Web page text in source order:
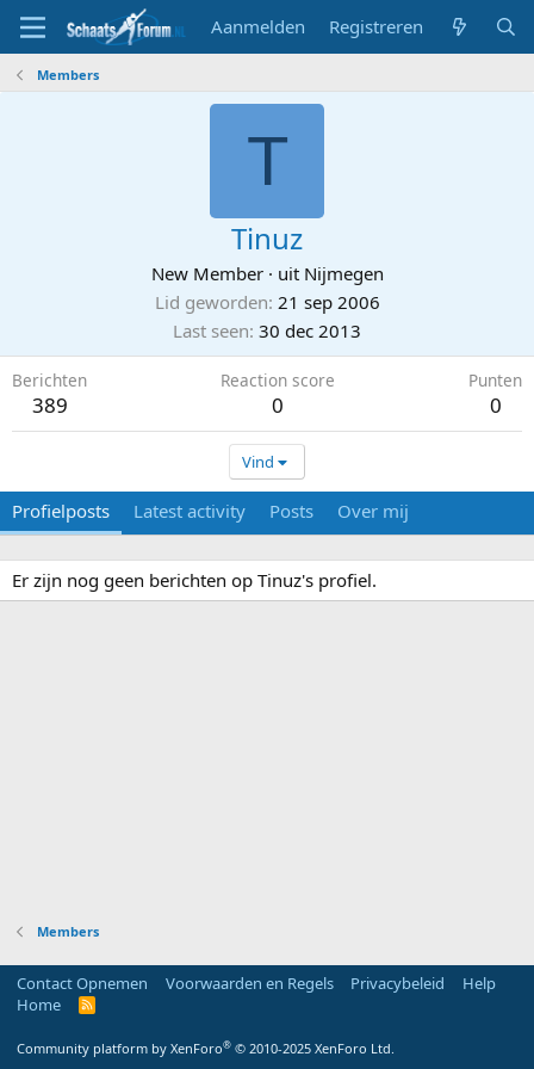
Aanmelden Registreren
Members
T
Tinuz
New Member · uit Nijmegen
Lid geworden 21 sep 2006
Last seen 30 dec 2013
Berichten
389
Reaction score
0
Punten
0
Vind
Profielposts Latest activity Posts Over mij
Er zijn nog geen berichten op Tinuz's profiel.
Members
Contact Opnemen Voorwaarden en Regels Privacybeleid
Help
Home
R
Community platform by XenForo® © 2010-2025 XenForo Ltd.